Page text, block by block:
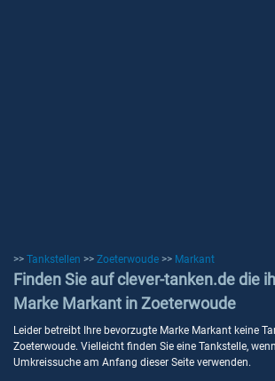
>> Tankstellen >> Zoeterwoude >> Markant
Finden Sie auf clever-tanken.de die
Marke Markant in Zoeterwoude
Leider betreibt Ihre bevorzugte Marke Markant keine
Zoeterwoude. Vielleicht finden Sie eine Tankstelle,
Umkreissuche am Anfang dieser Seite verwenden.